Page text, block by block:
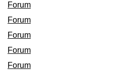
Forum
Forum
Forum
Forum
Forum